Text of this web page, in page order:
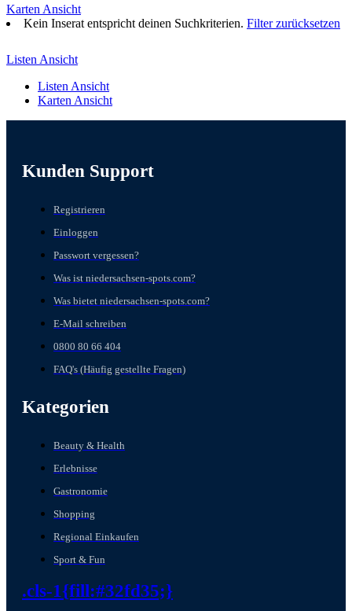
Karten Ansicht
Kein Inserat entspricht deinen Suchkriterien. Filter zurücksetzen
Listen Ansicht
Listen Ansicht
Karten Ansicht
Kunden Support
Registrieren
Einloggen
Passwort vergessen?
Was ist niedersachsen-spots.com?
Was bietet niedersachsen-spots.com?
E-Mail schreiben
0800 80 66 404
FAQ's (Häufig gestellte Fragen)
Kategorien
Beauty & Health
Erlebnisse
Gastronomie
Shopping
Regional Einkaufen
Sport & Fun
.cls-1{fill:#32fd35;}